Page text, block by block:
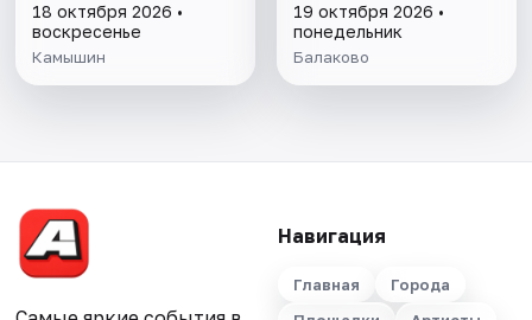
18 октября 2026 •
воскресенье
Камышин
19 октября 2026 •
понедельник
Балаково
Навигация
Главная
Города